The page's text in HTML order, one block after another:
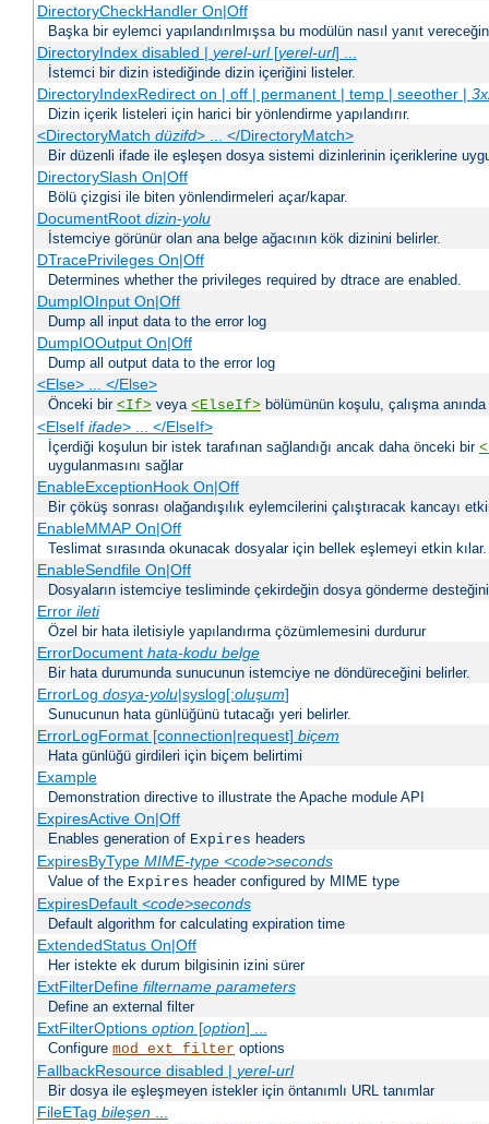
DirectoryCheckHandler On|Off
Başka bir eylemci yapılandırılmışsa bu modülün nasıl yanıt
DirectoryIndex disabled | yerel-url[yerel-url] ...
İstemci bir dizin istediğinde dizin içeriğini listeler.
DirectoryIndexRedirect on | off | permanent | temp | seeother |
Dizin içerik listeleri için harici bir yönlendirme yapılandırır.
<DirectoryMatch düzifd> ... </DirectoryMatch>
Bir düzenli ifade ile eşleşen dosya sistemi dizinlerinin içeriklerine
DirectorySlash On|Off
Bölü çizgisi ile biten yönlendirmeleri açar/kapar.
DocumentRoot dizin-yolu
İstemciye görünür olan ana belge ağacının kök dizinini belirler.
DTracePrivileges On|Off
Determines whether the privileges required by dtrace are enabled.
DumpIOInput On|Off
Dump all input data to the error log
DumpIOOutput On|Off
Dump all output data to the error log
<Else> ... </Else>
Önceki bir <If> veya <ElseIf> bölümünün koşulu, çalışma
<ElseIf ifade> ... </ElseIf>
İçerdiği koşulun bir istek tarafınan sağlandığı ancak daha önceki bir
uygulanmasını sağlar
EnableExceptionHook On|Off
Bir çöküş sonrası olağandışılık eylemcilerini çalıştıracak kancayı
EnableMMAP On|Off
Teslimat sırasında okunacak dosyalar için bellek eşlemeyi etkin kılar.
EnableSendfile On|Off
Dosyaların istemciye tesliminde çekirdeğin dosya gönderme
Error ileti
Özel bir hata iletisiyle yapılandırma çözümlemesini durdurur
ErrorDocument hata-kodu belge
Bir hata durumunda sunucunun istemciye ne döndüreceğini belirler.
ErrorLog dosya-yolu|syslog[:oluşum]
Sunucunun hata günlüğünü tutacağı yeri belirler.
ErrorLogFormat [connection|request] biçem
Hata günlüğü girdileri için biçem belirtimi
Example
Demonstration directive to illustrate the Apache module API
ExpiresActive On|Off
Enables generation of Expires headers
ExpiresByType MIME-type <code>seconds
Value of the Expires header configured by MIME type
ExpiresDefault <code>seconds
Default algorithm for calculating expiration time
ExtendedStatus On|Off
Her istekte ek durum bilgisinin izini sürer
ExtFilterDefine filtername parameters
Define an external filter
ExtFilterOptions option[option] ...
Configure mod_ext_filter options
FallbackResource disabled | yerel-url
Bir dosya ile eşleşmeyen istekler için öntanımlı URL tanımlar
FileETag bileşen...